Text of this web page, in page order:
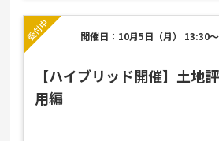
開催日：10月5日（月） 13:30
【ハイブリッド開催】土
用編